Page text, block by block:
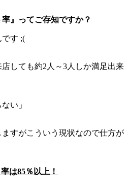
』ってご存知ですか？
す ;(
しても約2人～3人しか満足出来
い」
すがこういう現状なので仕方が
は85％以上！